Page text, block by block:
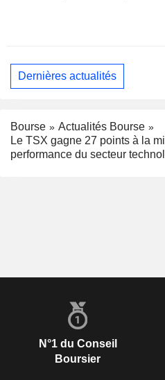
Dernières actualités
Bourse
Actualités Bourse
Le TSX gagne 27 points à la
performance du secteur
N°1 du Conseil
Boursier